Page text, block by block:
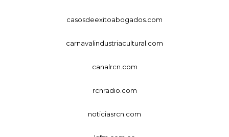
casosdeexitoabogados.com
carnavalindustriacultural.com
canalrcn.com
rcnradio.com
noticiasrcn.com